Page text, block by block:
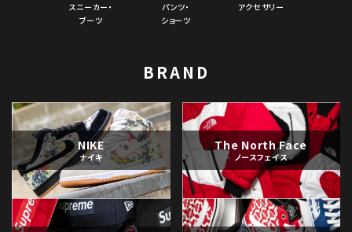
スニーカー・
ブーツ
パンツ・
ショーツ
アクセサリー
BRAND
NIKE
ナイキ
The North Face
ノースフェイス